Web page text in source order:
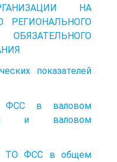
НА
РЕГИОНАЛЬНОГО
показателей
ФСС в валовом
и валовом
ТО ФСС в общем